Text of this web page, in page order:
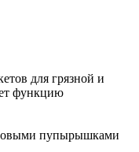
для грязной и
функцию
пупырышками